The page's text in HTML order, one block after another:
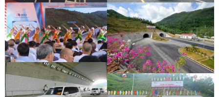
LỄ THÔNG HẦM ĐÈO CẢ LỄ THÔNG HẦM CÙ MÔNG